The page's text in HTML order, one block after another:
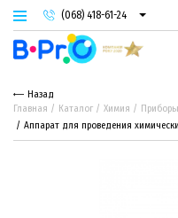
(068) 418-61-24
(093) 974-66-94
(095) 987-29-55
Назад
Главная
Каталог Химия Приборы
Аппарат для проведения